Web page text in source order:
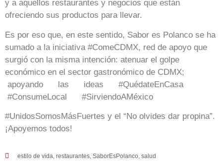
y a aquellos restaurantes y negocios que están
ofreciendo sus productos para llevar.
Es por eso que, en este sentido, Sabor es Polanco se ha
sumado a la iniciativa #ComeCDMX, red de apoyo que
surgió con la misma intención: atenuar el golpe
económico en el sector gastronómico de CDMX;
apoyando las ideas #QuédateEnCasa
#ConsumeLocal #SirviendoAMéxico
#UnidosSomosMásFuertes y el “No olvides dar propina”.
¡Apoyemos todos!
estilo de vida, restaurantes, SaborEsPolanco, salud